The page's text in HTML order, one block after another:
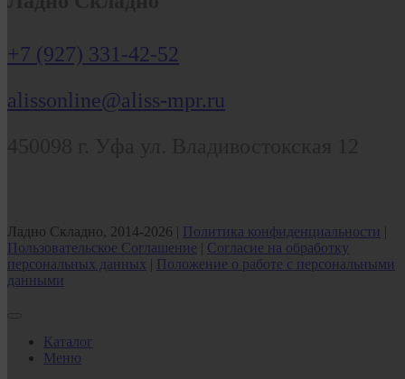
+7 (927) 331-42-52
alissonline@aliss-mpr.ru
Ладно Складно, 2014-2026 | Политика конфиденциальности |
Пользовательское Соглашение | Согласие на обработку
персональных данных | Положение о работе с персональными
данными
Каталог
Меню